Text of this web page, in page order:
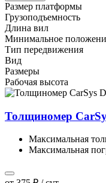
Размер платформы
Грузоподъемность
Длина вил
Минимальное
Тип передвижения
Вид
Размеры
Рабочая высота
Толщиномер
Максимальная
Максимальная